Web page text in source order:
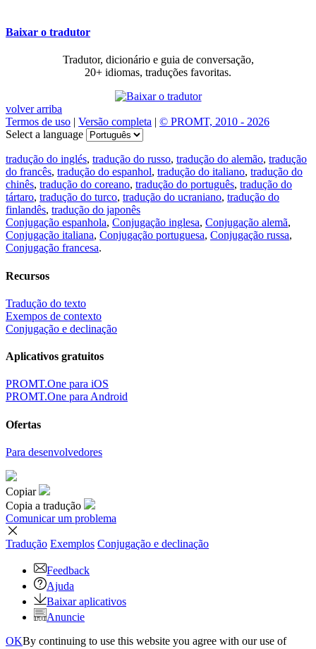
Baixar o tradutor
Tradutor, dicionário e guia de conversação,
20+ idiomas, traduções favoritas.
volver arriba
Termos de uso | Versão completa | © PROMT, 2010 - 2026
Select a language
tradução do inglés, tradução do russo, tradução do alemão, tradução
do francês, tradução do espanhol, tradução do italiano, tradução do
chinês, tradução do coreano, tradução do português, tradução do
tártaro, tradução do turco, tradução do ucraniano, tradução do
finlandês, tradução do japonês
Conjugação espanhola, Conjugação inglesa, Conjugação alemã,
Conjugação italiana, Conjugação portuguesa, Conjugação russa,
Conjugação francesa.
Recursos
Tradução do texto
Exempos de contexto
Conjugação e declinação
Aplicativos gratuitos
PROMT.One para iOS
PROMT.One para Android
Ofertas
Para desenvolvedores
Copiar
Copia a tradução
Comunicar um problema
Tradução Exemplos Conjugação e declinação
Feedback
Ajuda
Baixar aplicativos
Anuncie
OKBy continuing to use this website you agree with our use of